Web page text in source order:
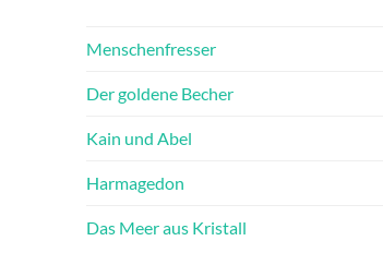
Menschenfresser
Der goldene Becher
Kain und Abel
Harmagedon
Das Meer aus Kristall